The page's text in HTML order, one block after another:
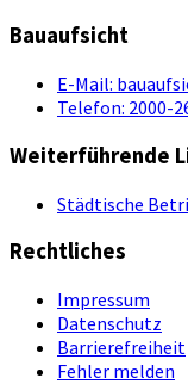
Bauaufsicht
E-Mail:
Telefon: 2000-
Weiterführende
Städtische
Rechtliches
Impressum
Datenschutz
Barrierefreiheit
Fehler melden